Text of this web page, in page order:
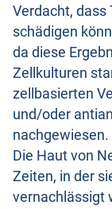
Verdacht, dass
schädigen
da diese
Zellkulturen
zellbasierten
und/oder
nachgewiesen.
Die Haut von
Zeiten, in der
vernachlässigt